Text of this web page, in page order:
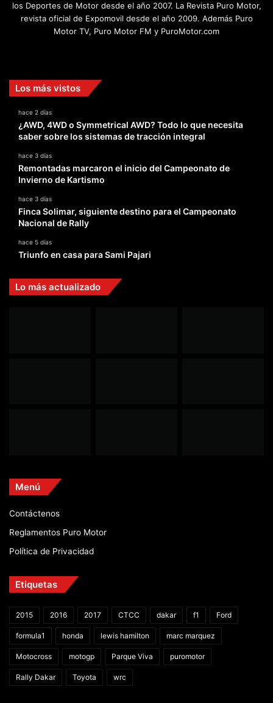
los Deportes de Motor desde el año 2007. La Revista Puro Motor,
revista oficial de Expomovil desde el año 2009. Además Puro
Motor TV, Puro Motor FM y PuroMotor.com
Los más vistos
hace 2 días
¿AWD, 4WD o Symmetrical AWD? Todo lo que necesita
saber sobre los sistemas de tracción integral
hace 3 días
Remontadas marcaron el inicio del Campeonato de
Invierno de Kartismo
hace 3 días
Finca Solimar, siguiente destino para el Campeonato
Nacional de Rally
hace 5 días
Triunfo en casa para Sami Pajari
Lo más actualizado
Menú
Contáctenos
Reglamentos Puro Motor
Política de Privacidad
Etiquetas
2015 2016 2017 CTCC dakar f1 Ford
formula1 honda lewis hamilton marc marquez
Motocross motogp Parque Viva puromotor
Rally Dakar Toyota wrc